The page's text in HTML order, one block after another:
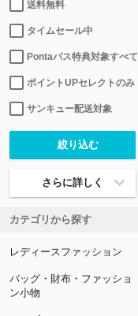
送料無料
タイムセール中
Pontaパス特典対象すべて
ポイントUPセレクトのみ
サンキュー配送対象
さらに詳しく
カテゴリから探す
レディースファッション
バッグ・財布・ファッショ
ン小物